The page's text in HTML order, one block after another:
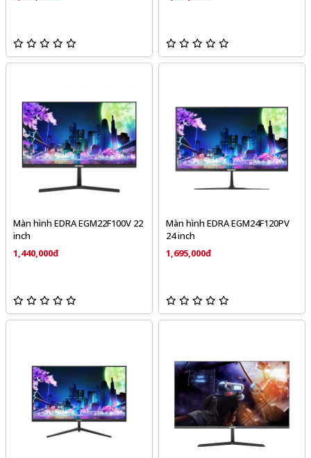
Màn hình EDRA EGM22F100V 22
inch
1,440,000đ
Màn hình EDRA EGM24F120PV
24 inch
1,695,000đ